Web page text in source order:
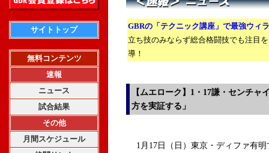
サイトトップ
無料コンテンツ
速報
ニュース
試合結果
その他
月間スケジュール
GBRの「テクニック講座」で最強ウィ
立ち技のみならず総合格闘技でも注目
導！
【ムエローク】1・17謙・センチャ
方を実証する」
1月17日（日）東京・ディファ有